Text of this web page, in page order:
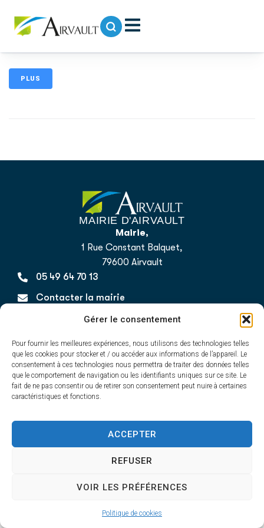
Gérer le consentement
Pour fournir les meilleures expériences, nous utilisons des technologies telles
que les cookies pour stocker et / ou accéder aux informations de l’appareil. Le
consentement à ces technologies nous permettra de traiter des données telles
que le comportement de navigation ou les identifiants uniques sur ce site. Le
fait de ne pas consentir ou de retirer son consentement peut nuire à certaines
caractéristiques et fonctions.
ACCEPTER
REFUSER
VOIR LES PRÉFÉRENCES
Politique de cookies
Inscriptions pour la rentrée scolaire 2026-
PLUS
MAIRIE D'AIRVAULT
Mairie,
1 Rue Constant Balquet,
79600 Airvault
05 49 64 70 13
Contacter la mairie
Du lundi au vendredi
de 8h30 à 12h30 et de 13h45 à 17h30
AccessibilitéPlan du siteConfidentialité
Mentions légales